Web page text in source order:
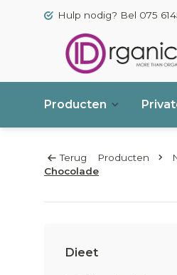
Hulp nodig? Bel 075
Producten
Terug Producten
Chocolade
Dieet